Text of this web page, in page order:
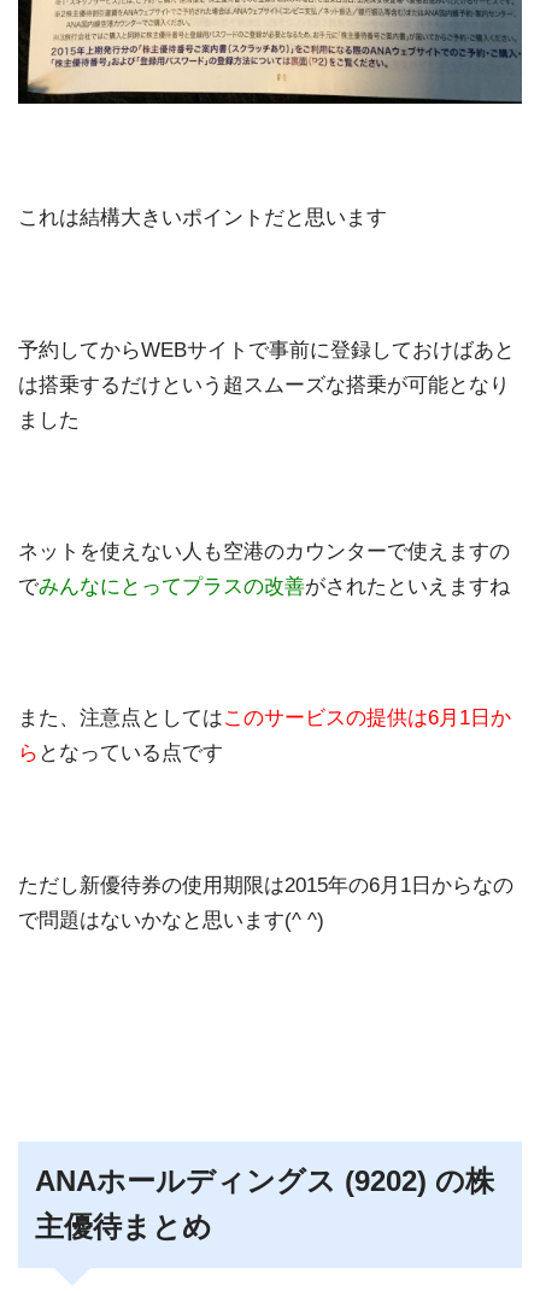
これは結構大きいポイントだと思います
予約してからWEBサイトで事前に登録しておけばあと
は搭乗するだけという超スムーズな搭乗が可能となり
ました
ネットを使えない人も空港のカウンターで使えますの
でみんなにとってプラスの改善がされたといえますね
また、注意点としてはこのサービスの提供は6月1日か
ら となっている点です
ただし新優待券の使用期限は2015年の6月1日からなの
で問題はないかなと思います(^ ^)
ANAホールディングス (9202) の株
主優待まとめ